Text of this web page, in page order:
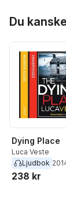
Du
Dying Place
Luca Veste
Ljudbok
238 kr